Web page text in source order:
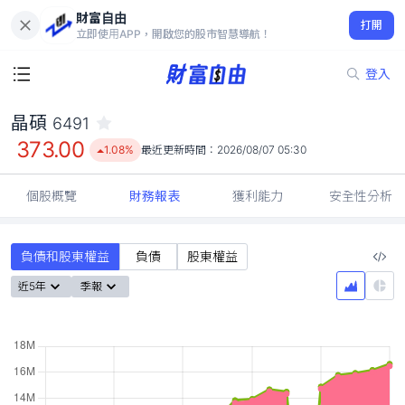
財富自由
立即使用APP，開啟您的股市智慧導航！
打開
登入
373.00
1.08%
晶碩 6491
373.00 1.08% 最近更新時間： 2026/08/07 05:30
個股概覽 財務報表 獲利能力 安全性分析
負債和股東權益 負債 股東權益
近5年 季報